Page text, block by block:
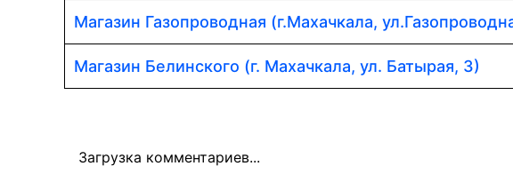
Магазин Газопроводная (г.Махачкала,
Магазин Белинского (г. Махачкала, ул. Батырая, 3)
Загрузка комментариев...